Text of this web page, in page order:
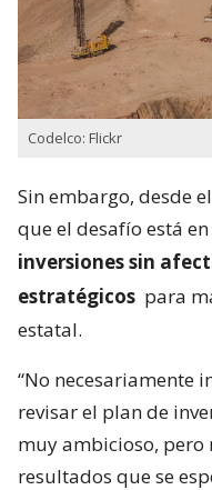
Codelco: Flickr
Sin embargo, desde
que el desafío está en
inversiones sin
estratégicos para
estatal.
“No necesariamente
revisar el plan de
muy ambicioso, pero
resultados que se